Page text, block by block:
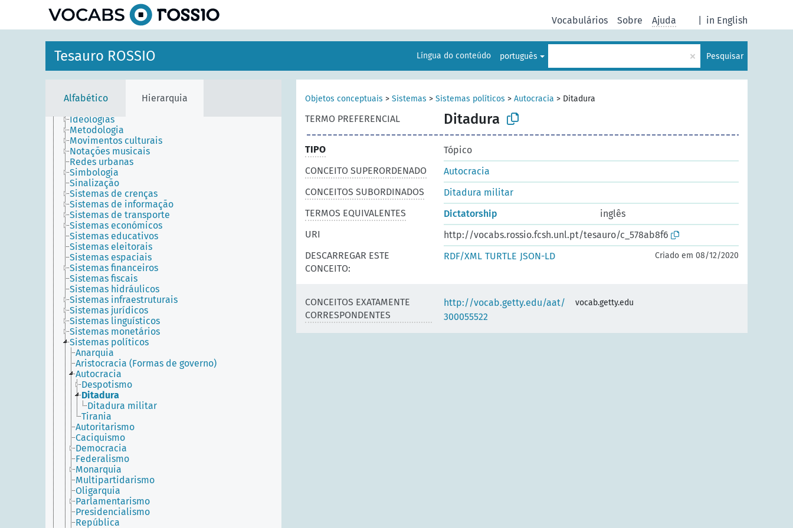
in English
Vocabulários Sobre Ajuda
Tesauro ROSSIO Língua do conteúdo português × Pesquisar
Alfabético Hierarquia
Métodos
Objetos proposicionais
Prémios
Qualidades
Ecossistemas
Ideologias
Metodologia
Movimentos culturais
Notações musicais
Redes urbanas
Simbologia
Sinalização
Sistemas de crenças
Sistemas de informação
Sistemas de transporte
Sistemas económicos
Sistemas educativos
Sistemas eleitorais
Sistemas espaciais
Sistemas financeiros
Sistemas fiscais
Sistemas hidráulicos
Sistemas infraestruturais
Sistemas jurídicos
Sistemas linguísticos
Sistemas monetários
Sistemas políticos
Anarquia
Aristocracia (Formas de governo)
Autocracia
Despotismo
Ditadura
Ditadura militar
Tirania
Autoritarismo
Caciquismo
Democracia
Federalismo
Monarquia
Multipartidarismo
Oligarquia
Parlamentarismo
Presidencialismo
República
Objetos conceptuais > Sistemas > Sistemas políticos > Autocracia > Ditadura
TERMO PREFERENCIAL Ditadura
TIPO
Tópico
CONCEITO SUPERORDENADO
Autocracia
CONCEITOS SUBORDINADOS
Ditadura militar
TERMOS EQUIVALENTES
Dictatorship
inglês
URI
http://vocabs.rossio.fcsh.unl.pt/tesauro/c_578ab8f6
DESCARREGAR ESTE
CONCEITO:
RDF/XML TURTLE JSON-LD Criado em 08/12/2020
CONCEITOS EXATAMENTE
CORRESPONDENTES
http://vocab.getty.edu/aat/
300055522
vocab.getty.edu